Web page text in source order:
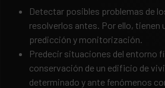
Detectar posibles problemas de
resolverlos antes. Por ello, tienen
predicción y monitorización.
Predecir situaciones del entorno
conservación de un edificio de
determinado y ante fenómenos